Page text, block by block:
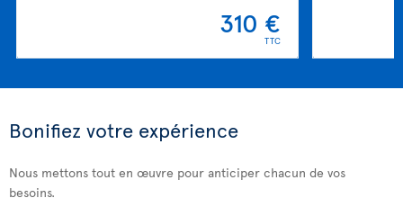
310 €
TTC
Bonifiez votre expérience
Nous mettons tout en œuvre pour anticiper chacun de vos
besoins.